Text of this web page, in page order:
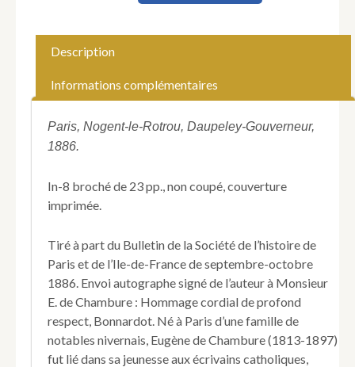
Paris
milieu
Description
Informations complémentaires
Paris, Nogent-le-Rotrou, Daupeley-Gouverneur,
1886.
In-8 broché de 23 pp., non coupé, couverture
imprimée.
Tiré à part du Bulletin de la Société de l’histoire de
Paris et de l’Ile-de-France de septembre-octobre
1886. Envoi autographe signé de l’auteur à Monsieur
E. de Chambure : Hommage cordial de profond
respect, Bonnardot. Né à Paris d’une famille de
notables nivernais, Eugène de Chambure (1813-1897)
fut lié dans sa jeunesse aux écrivains catholiques,